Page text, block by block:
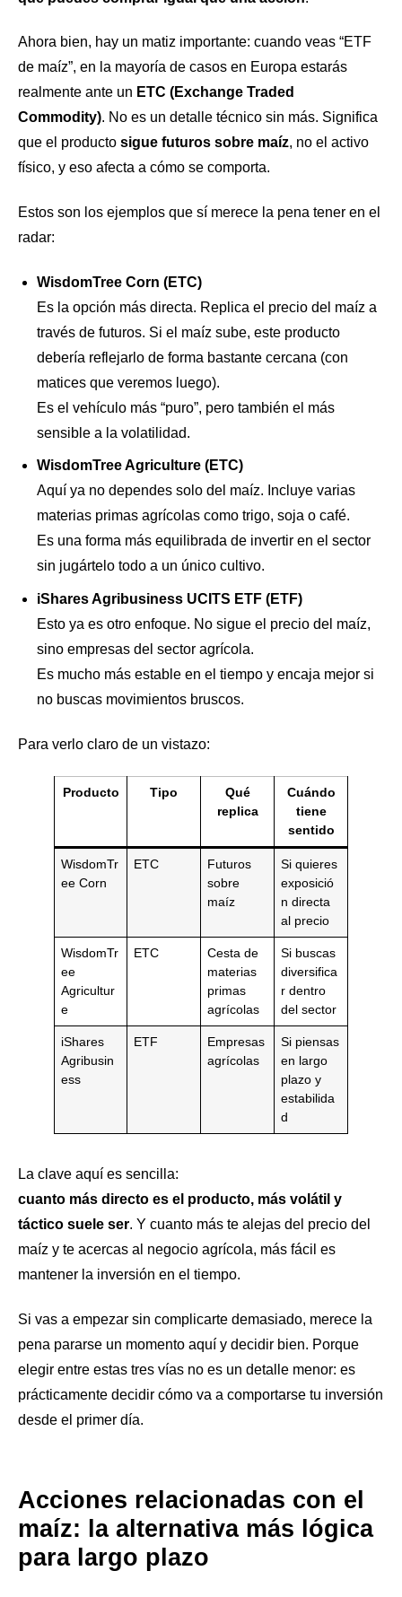
Ahora bien, hay un matiz importante: cuando veas “ETF
de maíz”, en la mayoría de casos en Europa estarás
realmente ante un ETC (Exchange Traded
Commodity). No es un detalle técnico sin más. Significa
que el producto sigue futuros sobre maíz, no el activo
físico, y eso afecta a cómo se comporta.
Estos son los ejemplos que sí merece la pena tener en el
radar:
WisdomTree Corn (ETC)
Es la opción más directa. Replica el precio del maíz a
través de futuros. Si el maíz sube, este producto
debería reflejarlo de forma bastante cercana (con
matices que veremos luego).
Es el vehículo más “puro”, pero también el más
sensible a la volatilidad.
WisdomTree Agriculture (ETC)
Aquí ya no dependes solo del maíz. Incluye varias
materias primas agrícolas como trigo, soja o café.
Es una forma más equilibrada de invertir en el sector
sin jugártelo todo a un único cultivo.
iShares Agribusiness UCITS ETF (ETF)
Esto ya es otro enfoque. No sigue el precio del maíz,
sino empresas del sector agrícola.
Es mucho más estable en el tiempo y encaja mejor si
no buscas movimientos bruscos.
Para verlo claro de un vistazo:
Producto Tipo
Qué
replica
Cuándo
tiene
sentido
WisdomTr
ee Corn
ETC
Futuros
sobre
maíz
Si quieres
exposició
n directa
al precio
WisdomTr
ee
Agricultur
e
ETC
Cesta de
materias
primas
agrícolas
Si buscas
diversifica
r dentro
del sector
iShares
Agribusin
ess
ETF
Empresas
agrícolas
Si piensas
en largo
plazo y
estabilida
d
La clave aquí es sencilla:
cuanto más directo es el producto, más volátil y
táctico suele ser. Y cuanto más te alejas del precio del
maíz y te acercas al negocio agrícola, más fácil es
mantener la inversión en el tiempo.
Si vas a empezar sin complicarte demasiado, merece la
pena pararse un momento aquí y decidir bien. Porque
elegir entre estas tres vías no es un detalle menor: es
prácticamente decidir cómo va a comportarse tu inversión
desde el primer día.
Acciones relacionadas con el
maíz: la alternativa más lógica
para largo plazo